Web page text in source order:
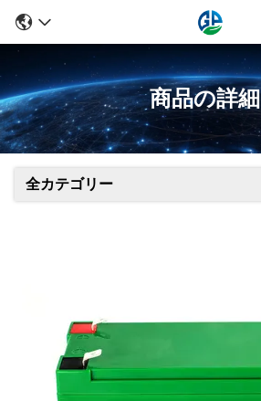
商品の詳細
全カテゴリー